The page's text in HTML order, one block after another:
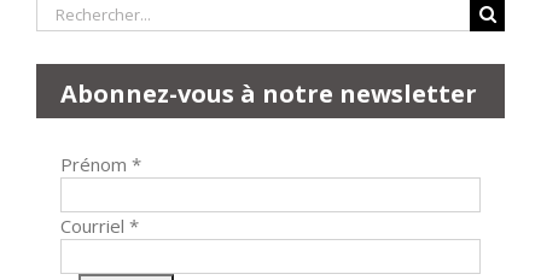
Rechercher:
Abonnez-vous à notre newsletter
Prénom *
Courriel *